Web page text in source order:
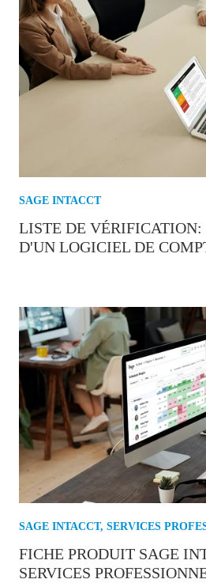
SAGE INTACCT
LISTE DE
D'UN LOGICIEL DE
SAGE INTACCT, SERVICES
FICHE PRODUIT SAGE
SERVICES